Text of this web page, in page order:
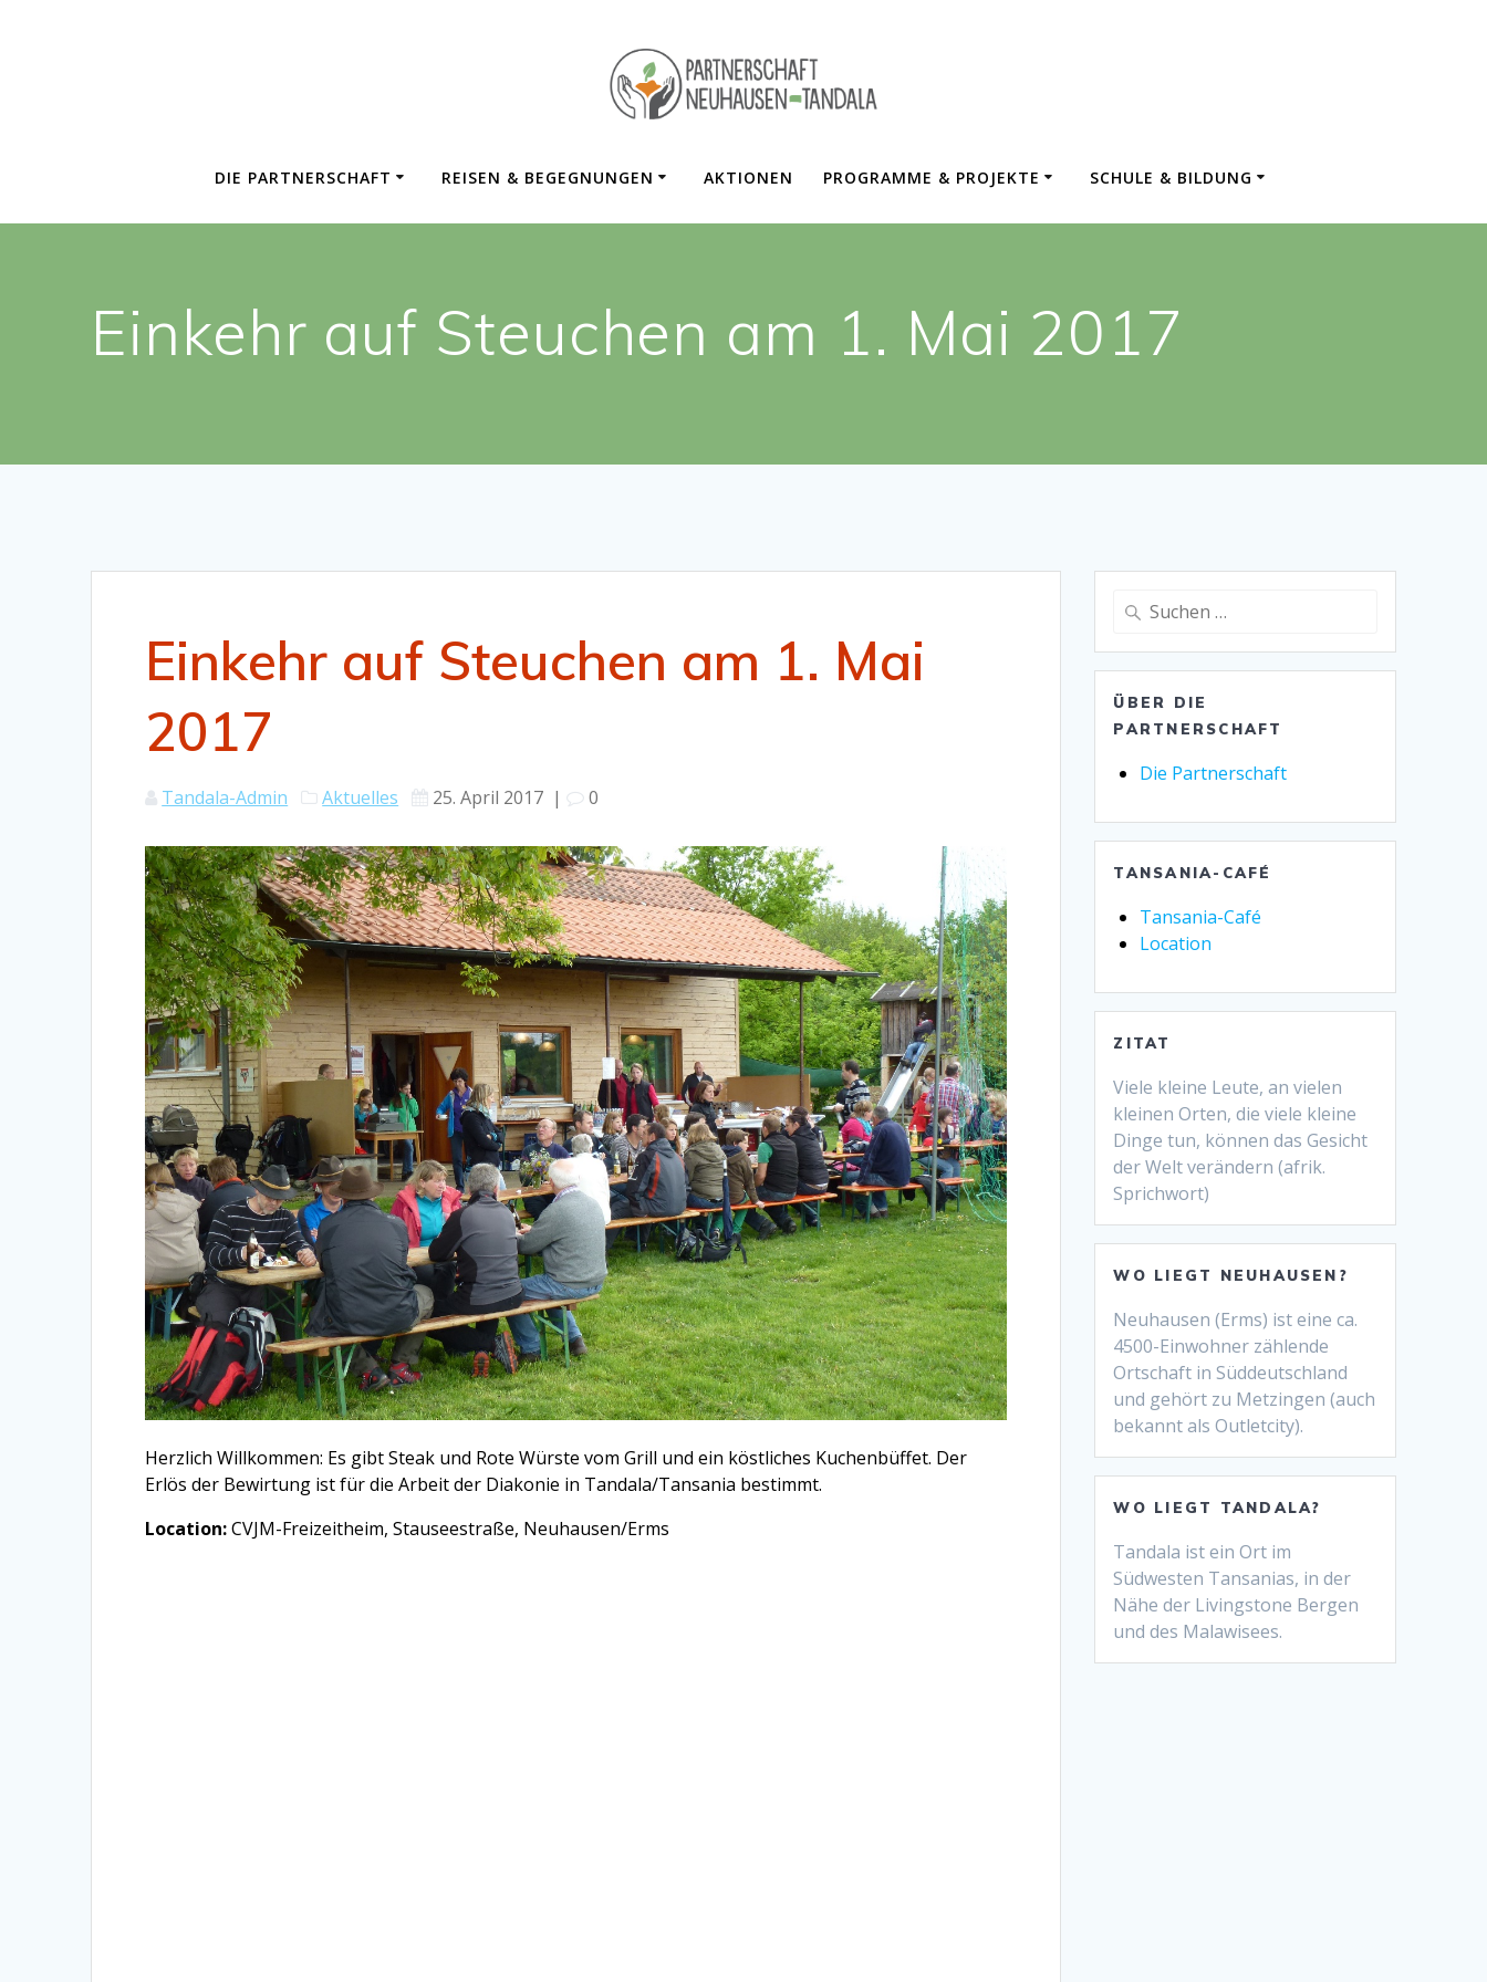
DIE PARTNERSCHAFT REISEN & BEGEGNUNGEN AKTIONEN PROGRAMME & PROJEKTE SCHULE & BILDUNG
Einkehr auf Steuchen am 1. Mai 2017
Einkehr auf Steuchen am 1. Mai
2017
Tandala-Admin Aktuelles 25. April 2017 | 0
Herzlich Willkommen: Es gibt Steak und Rote Würste vom Grill und ein köstliches Kuchenbüffet. Der
Erlös der Bewirtung ist für die Arbeit der Diakonie in Tandala/Tansania bestimmt.
Location:CVJM-Freizeitheim, Stauseestraße, Neuhausen/Erms
Suche
nach:
ÜBER DIE
PARTNERSCHAFT
Die Partnerschaft
TANSANIA-CAFÉ
Tansania-Café
Location
ZITAT
Viele kleine Leute, an vielen
kleinen Orten, die viele kleine
Dinge tun, können das Gesicht
der Welt verändern (afrik.
Sprichwort)
WO LIEGT NEUHAUSEN?
Neuhausen (Erms) ist eine ca.
4500-Einwohner zählende
Ortschaft in Süddeutschland
und gehört zu Metzingen (auch
bekannt als Outletcity).
WO LIEGT TANDALA?
Tandala ist ein Ort im
Südwesten Tansanias, in der
Nähe der Livingstone Bergen
und des Malawisees.